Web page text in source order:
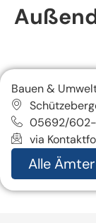
Bauen &
05692/
via
Alle Ämter